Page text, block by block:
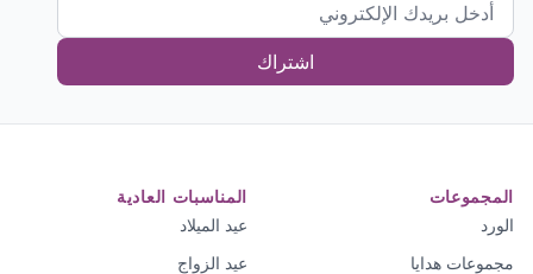
اشتراك
المجموعات
الورد
مجموعات هدايا
المناسبات العادية
عيد الميلاد
عيد الزواج